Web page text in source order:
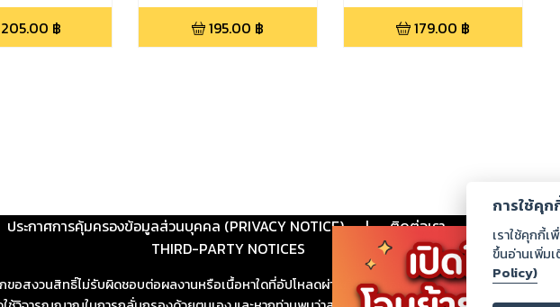
205.00 ฿ 195.00 ฿ 179.00 ฿
ประกาศการคุ้มครองข้อมูลส่วนบุคคล (PRIVACY NOTICE) | ติดต่อเรา ร่วมงานกับ
THIRD-PARTY NOTICES
อสงวนสิทธิ์ไม่รับผิดชอบต่อผลงานหรือเนื้อหาใดที่อัปโหลดผ่านเว็บไซต์และปรากฏว่าละเมิดสิทธิในทรัพ
การใช้คุก
เราใช้คุกกี้
ขึ้นอ่านเพิ่มเ
Policy)